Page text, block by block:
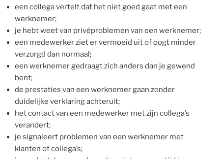
een collega vertelt dat het niet goed gaat met een
werknemer;
je hebt weet van privéproblemen van een werknemer;
een medewerker ziet er vermoeid uit of oogt minder
verzorgd dan normaal;
een werknemer gedraagt zich anders dan je gewend
bent;
de prestaties van een werknemer gaan zonder
duidelijke verklaring achteruit;
het contact van een medewerker met zijn collega’s
verandert;
je signaleert problemen van een werknemer met
klanten of collega’s;